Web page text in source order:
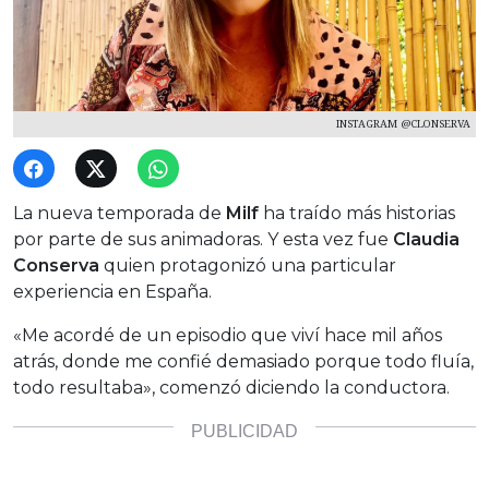
INSTAGRAM @CLONSERVA
La nueva temporada de Milf ha traído más historias
por parte de sus animadoras. Y esta vez fue Claudia
Conserva quien protagonizó una particular
experiencia en España.
«Me acordé de un episodio que viví hace mil años
atrás, donde me confié demasiado porque todo fluía,
todo resultaba», comenzó diciendo la conductora.